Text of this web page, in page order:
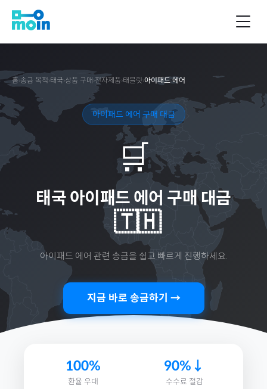
홈›송금 목적›태국›상품 구매 ›전자제품›태블릿›아이패드 에어
아이패드 에어 구매 대금
🛒
태국 아이패드 에어 구매 대금
🇹🇭
아이패드 에어 관련 송금을 쉽고 빠르게 진행하세요.
지금 바로 송금하기 →
100%
환율 우대
90%↓
수수료 절감